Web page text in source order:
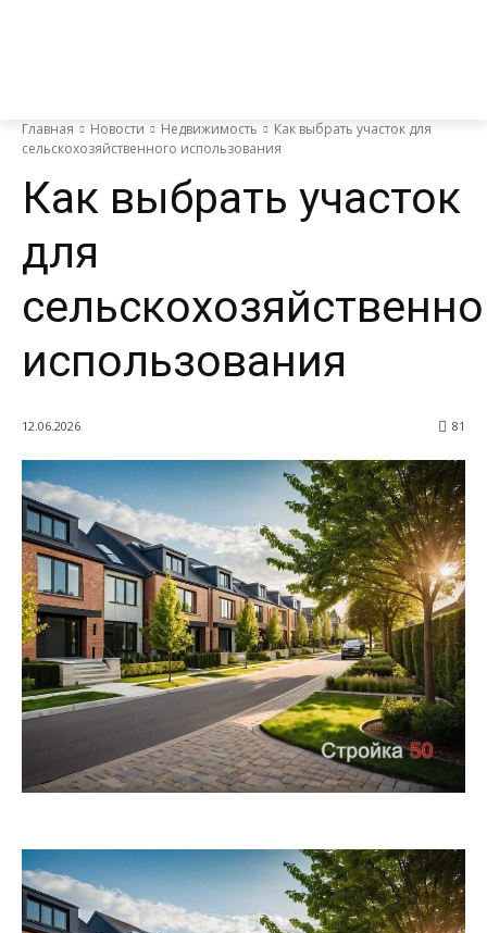
Главная Новости Недвижимость
Как выбрать участок для
сельскохозяйственного использования
Как выбрать участок
для
использования
12.06.2026 81